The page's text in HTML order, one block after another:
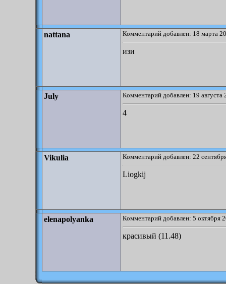
nattana Комментарий добавлен: 18 марта
изи
July Комментарий добавлен: 19 августа
4
Vikulia Комментарий добавлен: 22
Liogkij
elenapolyanka Комментарий добавлен: 5 октября
красивый (11.48)